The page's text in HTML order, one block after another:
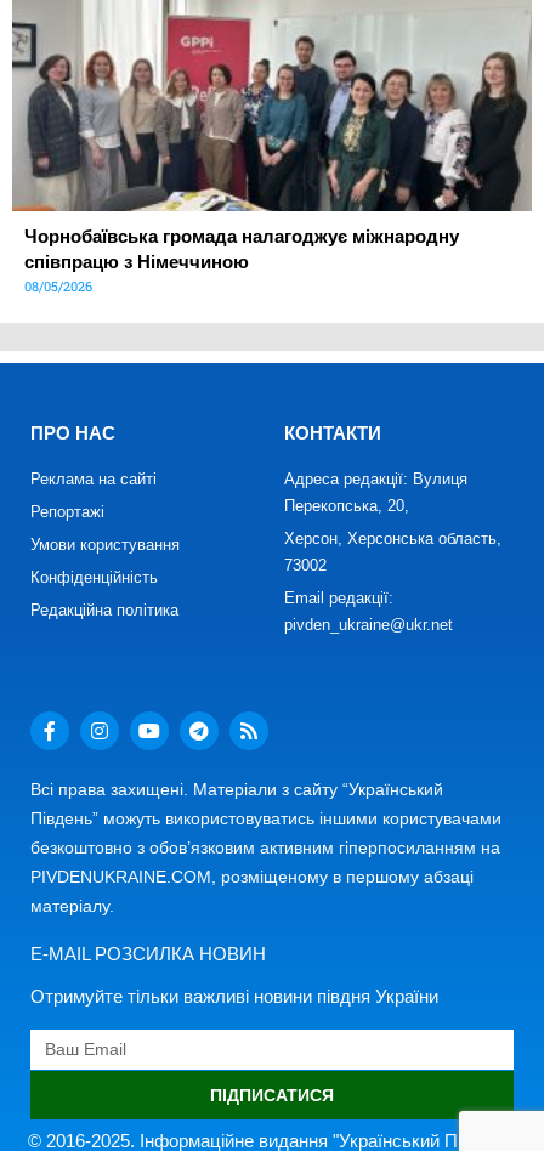
Чорнобаївська громада налагоджує міжнародну
співпрацю з Німеччиною
08/05/2026
ПРО НАС
Реклама на сайті
Репортажі
Умови користування
Конфіденційність
Редакційна політика
КОНТАКТИ
Адреса редакції: Вулиця
Перекопська, 20,
Херсон, Херсонська область,
73002
Email редакції:
pivden_ukraine@ukr.net
Всі права захищені. Матеріали з сайту “Український
Південь” можуть використовуватись іншими користувачами
безкоштовно з обов’язковим активним гіперпосиланням на
PIVDENUKRAINE.COM, розміщеному в першому абзаці
матеріалу.
E-MAIL РОЗСИЛКА НОВИН
Отримуйте тільки важливі новини півдня України
ПІДПИСАТИСЯ
© 2016-2025. Інформаційне видання "Український Південь"